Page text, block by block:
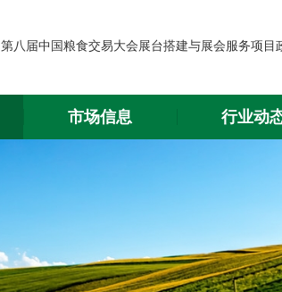
关于出入金功能升级的通知
市场信息 行业动